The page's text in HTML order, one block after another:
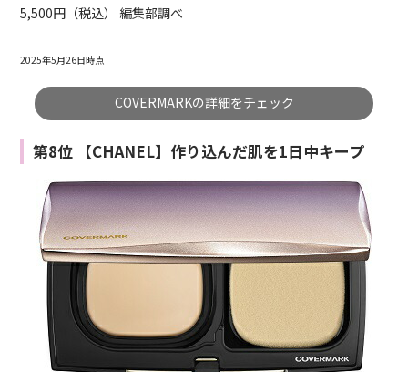
5,500円（税込） 編集部調べ
2025年5月26日時点
COVERMARKの詳細をチェック
第8位 【CHANEL】作り込んだ肌を1日中キープ